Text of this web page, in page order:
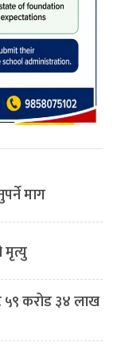
माग
मृत्यु
५९ करोड ३४ लाख